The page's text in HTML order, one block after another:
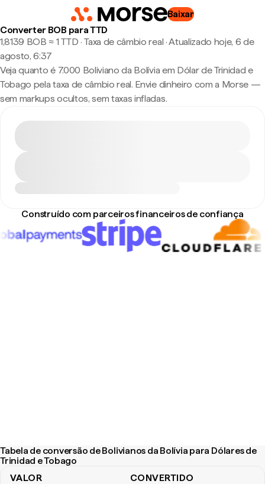
Baixar
Converter BOB para TTD
1,8139 BOB ≈ 1 TTD · Taxa de câmbio real ·Atualizado hoje, 6 de
agosto, 6:37
Veja quanto é 7.000 Boliviano da Bolívia em Dólar de Trinidad e
Tobago pela taxa de câmbio real. Envie dinheiro com a Morse —
sem markups ocultos, sem taxas infladas.
Construído com parceiros financeiros de confiança
Tabela de conversão de Bolivianos da Bolívia para Dólares de
Trinidad e Tobago
VALOR CONVERTIDO